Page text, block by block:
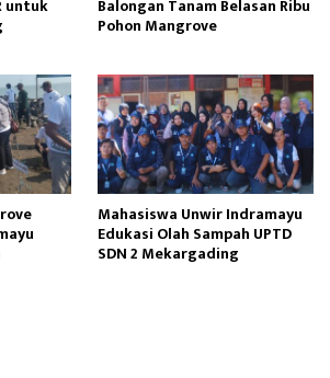
untuk Balongan Tanam Belasan Ribu
Pohon Mangrove
Mahasiswa Unwir Indramayu
Edukasi Olah Sampah UPTD
SDN 2 Mekargading